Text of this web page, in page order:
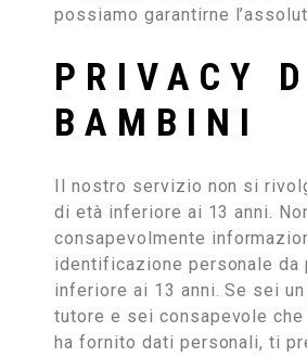
possiamo garantirne
PRIVACY
BAMBINI
Il nostro servizio non si
di età inferiore ai 13 anni.
consapevolmente
identificazione personale da
inferiore ai 13 anni. Se sei
tutore e sei consapevole
ha fornito dati personali, ti